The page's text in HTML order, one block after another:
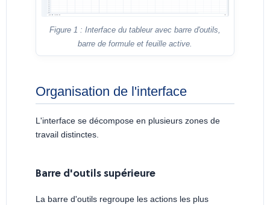
Figure 1 : Interface du tableur avec barre d'outils,
barre de formule et feuille active.
Organisation de l'interface
L'interface se décompose en plusieurs zones de
travail distinctes.
Barre d'outils supérieure
La barre d'outils regroupe les actions les plus